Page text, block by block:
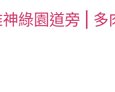
綠園道旁 | 多